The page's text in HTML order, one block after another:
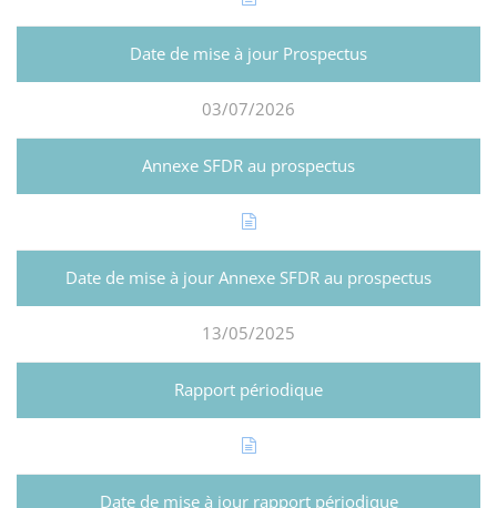
03/07/2026
13/05/2025